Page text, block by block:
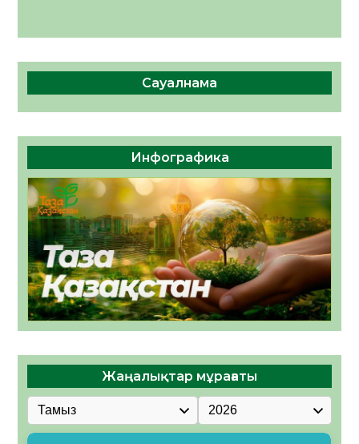
Сауалнама
Инфографика
Жаңалықтар мұрағаты